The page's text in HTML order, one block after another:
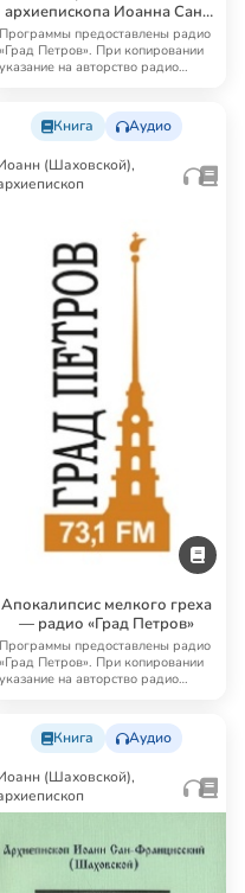
По страницам книг
архиепископа Иоанна Сан-
— радио «Град Петров»
«Град Петров». При копировании
указание на авторство радио
«Град Петро…
Книга
Иоанн (Шаховской),
архиепископ
Апокалипсис мелкого греха
— радио «Град Петров»
«Град Петров». При копировании
указание на авторство радио